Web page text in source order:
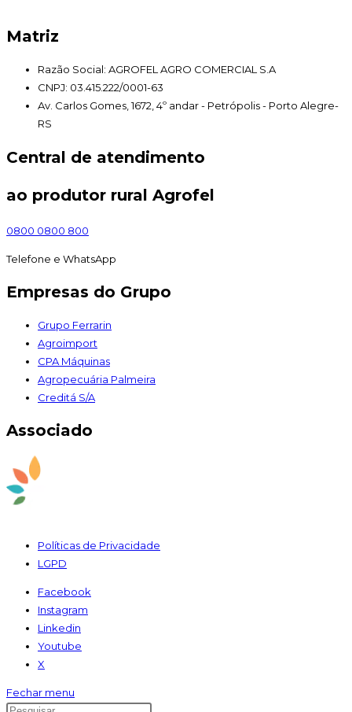
Matriz
Razão Social: AGROFEL AGRO COMERCIAL S.A
CNPJ: 03.415.222/0001-63
Av. Carlos Gomes, 1672, 4º andar - Petrópolis - Porto Alegre-
RS
Central de atendimento
ao produtor rural Agrofel
0800 0800 800
Telefone e WhatsApp
Empresas do Grupo
Grupo Ferrarin
Agroimport
CPA Máquinas
Agropecuária Palmeira
Creditá S/A
Associado
Políticas de Privacidade
LGPD
Facebook
Instagram
Linkedin
Youtube
X
Fechar menu